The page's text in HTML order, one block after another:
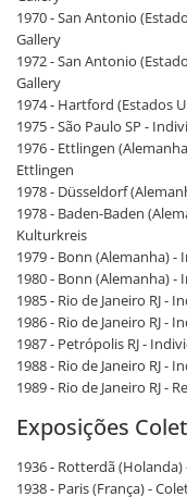
1970 - San Antonio
Gallery
1972 - San Antonio
Gallery
1974 - Hartford (Estados
1975 - São Paulo SP -
1976 - Ettlingen
Ettlingen
1978 - Düsseldorf
1978 - Baden-Baden
Kulturkreis
1979 - Bonn (Alemanha)
1980 - Bonn (Alemanha) -
1985 - Rio de Janeiro RJ -
1986 - Rio de Janeiro RJ -
1987 - Petrópolis RJ -
1988 - Rio de Janeiro RJ -
1989 - Rio de Janeiro RJ -
Exposições
1936 - Rotterdã (Holanda)
1938 - Paris (França) -